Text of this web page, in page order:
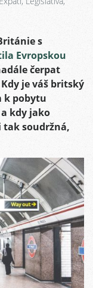
s
Evropskou
čerpat
Kdy je váš britský
k pobytu
kdy jako
tak soudržná,